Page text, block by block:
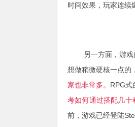
时间效果，玩家连续
另一方面，游
想做稍微硬核一点的
家也非常多。 RPG式
考如何通过搭配几十
前，游戏已经登陆